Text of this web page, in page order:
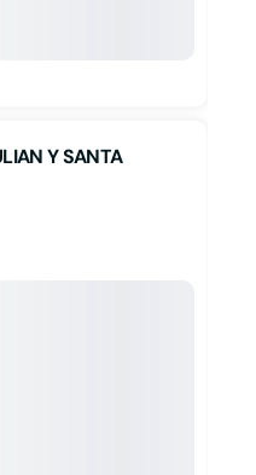
Y SANTA